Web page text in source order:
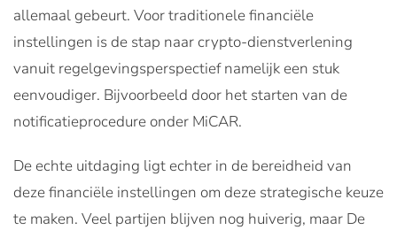
allemaal gebeurt. Voor traditionele financiële
instellingen is de stap naar crypto-dienstverlening
vanuit regelgevingsperspectief namelijk een stuk
eenvoudiger. Bijvoorbeeld door het starten van de
notificatieprocedure onder MiCAR.
De echte uitdaging ligt echter in de bereidheid van
deze financiële instellingen om deze strategische keuze
te maken. Veel partijen blijven nog huiverig, maar De